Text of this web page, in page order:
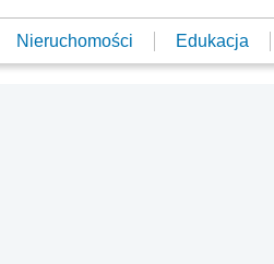
Nieruchomości Edukacja